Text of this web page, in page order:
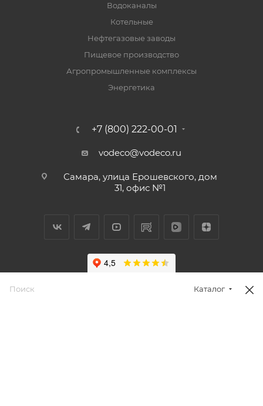
Водоканалы
Котельные
Нефтегазовые заводы
Пищевое производство
Агропромышленные комплексы
Энергетика
+7 (800) 222-00-01
vodeco@vodeco.ru
Самара, улица Ерошевского, дом
31, офис №1
Каталог